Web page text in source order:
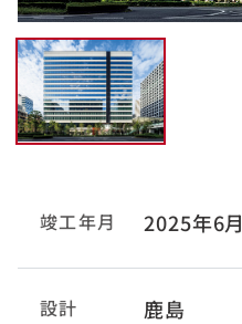
竣工年月 2025年6月
設計 鹿島